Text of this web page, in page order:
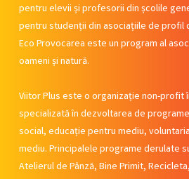
pentru elevii și profesorii din școlile
pentru studenții din asociațiile de profil
Eco Provocarea este un program al
oameni și natură.
Viitor Plus este o organizație non-profit
specializată în dezvoltarea de
social, educație pentru mediu,
mediu. Principalele programe derulate
Atelierul de Pânză, Bine Primit,